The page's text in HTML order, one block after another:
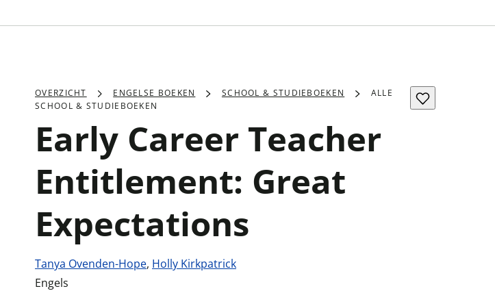
OVERZICHT ENGELSE BOEKEN SCHOOL & STUDIEBOEKEN
ALLE
SCHOOL & STUDIEBOEKEN
Early Career Teacher
Entitlement: Great
Expectations
Tanya Ovenden-Hope, Holly Kirkpatrick
Engels